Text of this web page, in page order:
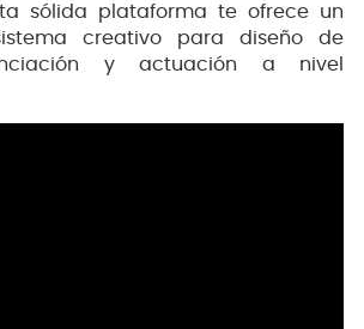
sólida plataforma te ofrece un
creativo para diseño de
y actuación a nivel